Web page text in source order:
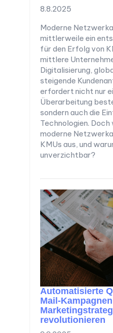
8.8.2025
Moderne
mittlerweile ein
für den Erfolg von
mittlere
Digitalisierung,
steigende
erfordert nicht nur
Überarbeitung
sondern auch die
Technologien. Doch
moderne
KMUs aus, und
unverzichtbar?
Automatisierte
Mail-
revolutionieren